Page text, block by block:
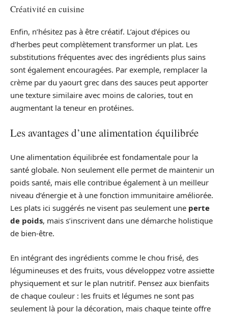
Créativité en cuisine
Enfin, n’hésitez pas à être créatif. L’ajout d’épices ou
d’herbes peut complètement transformer un plat. Les
substitutions fréquentes avec des ingrédients plus sains
sont également encouragées. Par exemple, remplacer la
crème par du yaourt grec dans des sauces peut apporter
une texture similaire avec moins de calories, tout en
augmentant la teneur en protéines.
Les avantages d’une alimentation équilibrée
Une alimentation équilibrée est fondamentale pour la
santé globale. Non seulement elle permet de maintenir un
poids santé, mais elle contribue également à un meilleur
niveau d’énergie et à une fonction immunitaire améliorée.
Les plats ici suggérés ne visent pas seulement une perte
de poids, mais s’inscrivent dans une démarche holistique
de bien-être.
En intégrant des ingrédients comme le chou frisé, des
légumineuses et des fruits, vous développez votre assiette
physiquement et sur le plan nutritif. Pensez aux bienfaits
de chaque couleur : les fruits et légumes ne sont pas
seulement là pour la décoration, mais chaque teinte offre